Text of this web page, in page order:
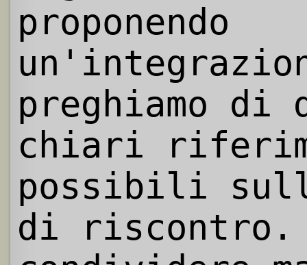
proponendo
preghiamo
chiari
possibili
di riscontro.